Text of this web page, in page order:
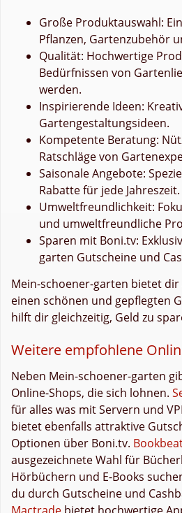
Große Produktauswahl:
Pflanzen, Gartenzubehör
Qualität: Hochwertige
Bedürfnissen von
werden.
Inspirierende Ideen:
Gartengestaltungsideen.
Kompetente Beratung:
Ratschläge von
Saisonale Angebote:
Rabatte für jede Jahreszeit.
Umweltfreundlichkeit:
und umweltfreundliche
Sparen mit Boni.tv:
garten Gutscheine und
Mein-schoener-garten bietet dir
einen schönen und gepflegten
hilft dir gleichzeitig, Geld zu
Weitere empfohlene
Neben Mein-schoener-garten
Online-Shops, die sich lohnen.
für alles was mit Servern und
bietet ebenfalls attraktive
Optionen über Boni.tv.
ausgezeichnete Wahl für
Hörbüchern und E-Books
du durch Gutscheine und